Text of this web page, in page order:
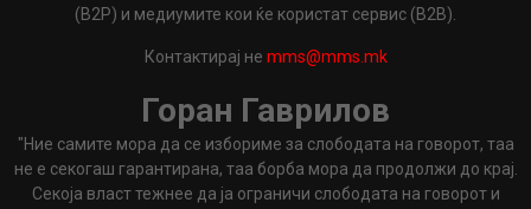
(B2P) и медиумите кои ќе користат сервис (B2B).
Контактирај не mms@mms.mk
Горан Гаврилов
"Ние самите мора да се избориме за слободата на говорот, таа
не е секогаш гарантирана, таа борба мора да продолжи до крај.
Секоја власт тежнее да ја ограничи слободата на говорот и